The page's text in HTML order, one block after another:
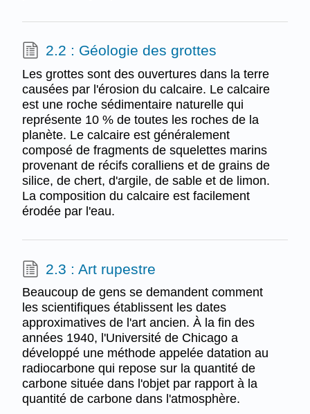
2.2 : Géologie des grottes
Les grottes sont des ouvertures dans la terre
causées par l'érosion du calcaire. Le calcaire
est une roche sédimentaire naturelle qui
représente 10 % de toutes les roches de la
planète. Le calcaire est généralement
composé de fragments de squelettes marins
provenant de récifs coralliens et de grains de
silice, de chert, d'argile, de sable et de limon.
La composition du calcaire est facilement
érodée par l'eau.
2.3 : Art rupestre
Beaucoup de gens se demandent comment
les scientifiques établissent les dates
approximatives de l'art ancien. À la fin des
années 1940, l'Université de Chicago a
développé une méthode appelée datation au
radiocarbone qui repose sur la quantité de
carbone située dans l'objet par rapport à la
quantité de carbone dans l'atmosphère.